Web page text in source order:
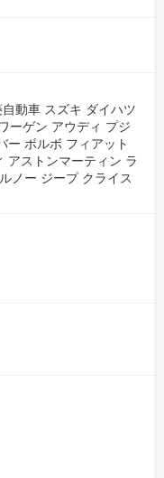
動車 スズキ ダイハツ
ーゲン アウディ プジ
ー ボルボ フィアット
アストンマーティン ラ
ノー ジープ クライス